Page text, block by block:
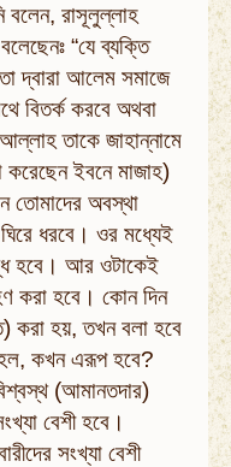
বলেন, রাসূলুল্লাহ
“যে ব্যক্তি
দ্বারা আলেম সমাজে
বিতর্ক করবে অথবা
আল্লাহ তাকে জাহান্নামে
করেছেন ইবনে মাজাহ)
তোমাদের অবস্থা
ধরবে। ওর মধ্যেই
হবে। আর ওটাকেই
করা হবে। কোন দিন
করা হয়, তখন বলা হবে
হল, কখন এরূপ হবে?
(আমানতদার)
বেশী হবে।
সংখ্যা বেশী